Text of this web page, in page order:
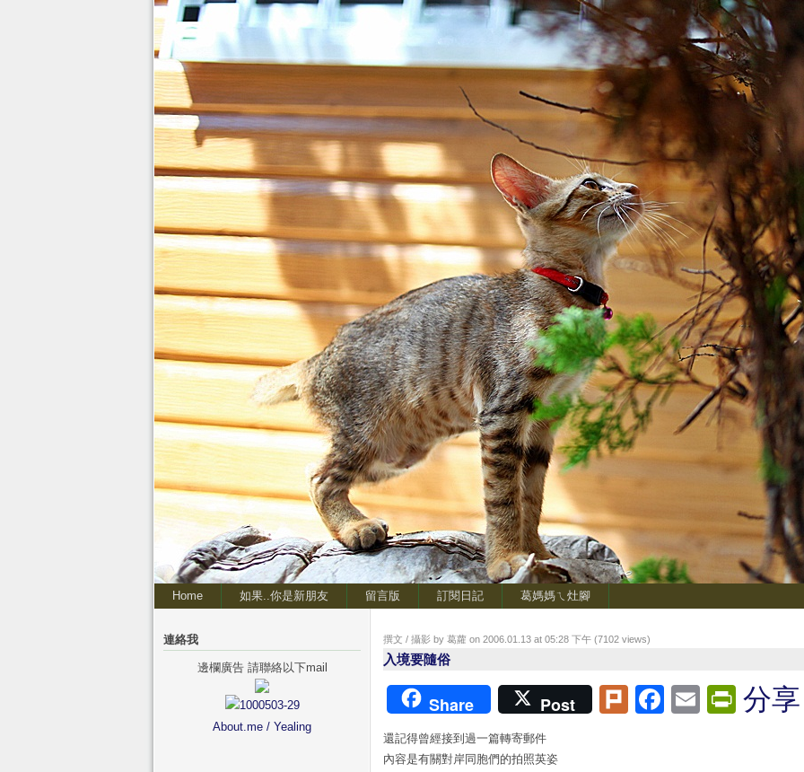
Home 如果..你是新朋友 留言版 訂閱日記 葛媽媽ㄟ灶腳
撰文 / 攝影 by 葛蘿 on 2006.01.13 at 05:28 下午 (7102 views)
入境要隨俗
Share Post PlurkFacebook
Email分享
還記得曾經接到過一篇轉寄郵件
內容是有關對岸同胞們的拍照英姿
連絡我
邊欄廣告 請聯絡以下mail
About.me / Yealing